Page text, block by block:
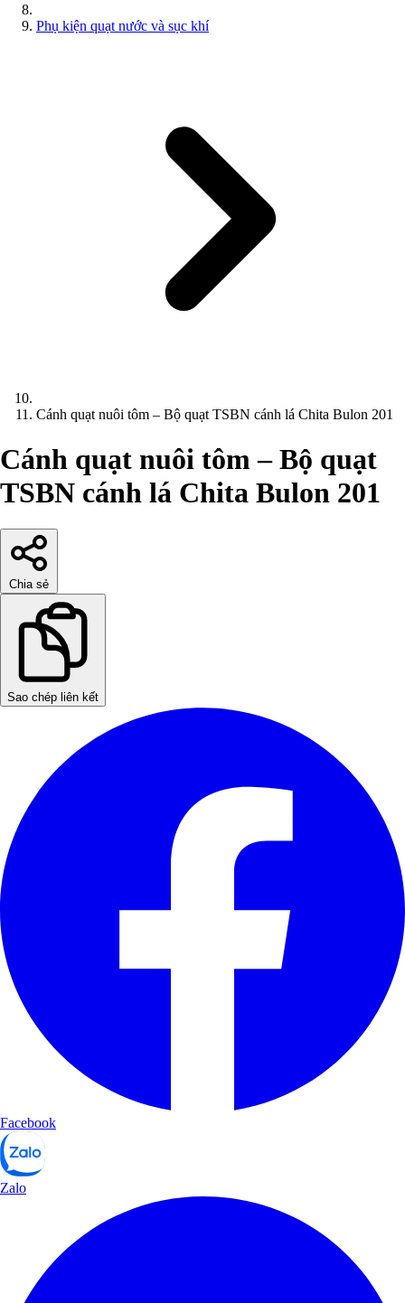
Phụ kiện quạt nước và sục khí
Cánh quạt nuôi tôm – Bộ quạt TSBN cánh lá Chita Bulon 201
Cánh quạt nuôi tôm – Bộ quạt
TSBN cánh lá Chita Bulon 201
Chia sẻ
Sao chép liên kết
Facebook
Zalo